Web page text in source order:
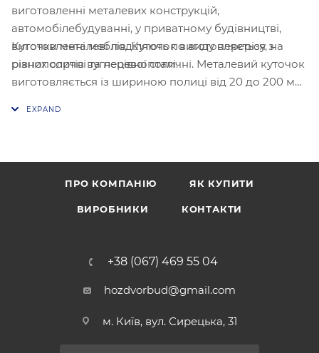
виготовленні металевих конструкцій,
автомобілебудуванні, у приватному будівництві,
виготовленні меблів. Куточок виготовляється з
різних сортів вуглецевої сталі.
Куточки металеві поділяють по виду перерізу, на
рівнополичні та нерівнополичні. Металевий куточок
виготовляється із шириною полиці від 20 до 200 мм
ПРО КОМПАНІЮ ЯК КУПИТИ
ВИРОБНИКИ КОНТАКТИ
+38 (067) 469 55 04
hozdvorbud@gmail.com
м. Київ, вул. Сирецька, 31